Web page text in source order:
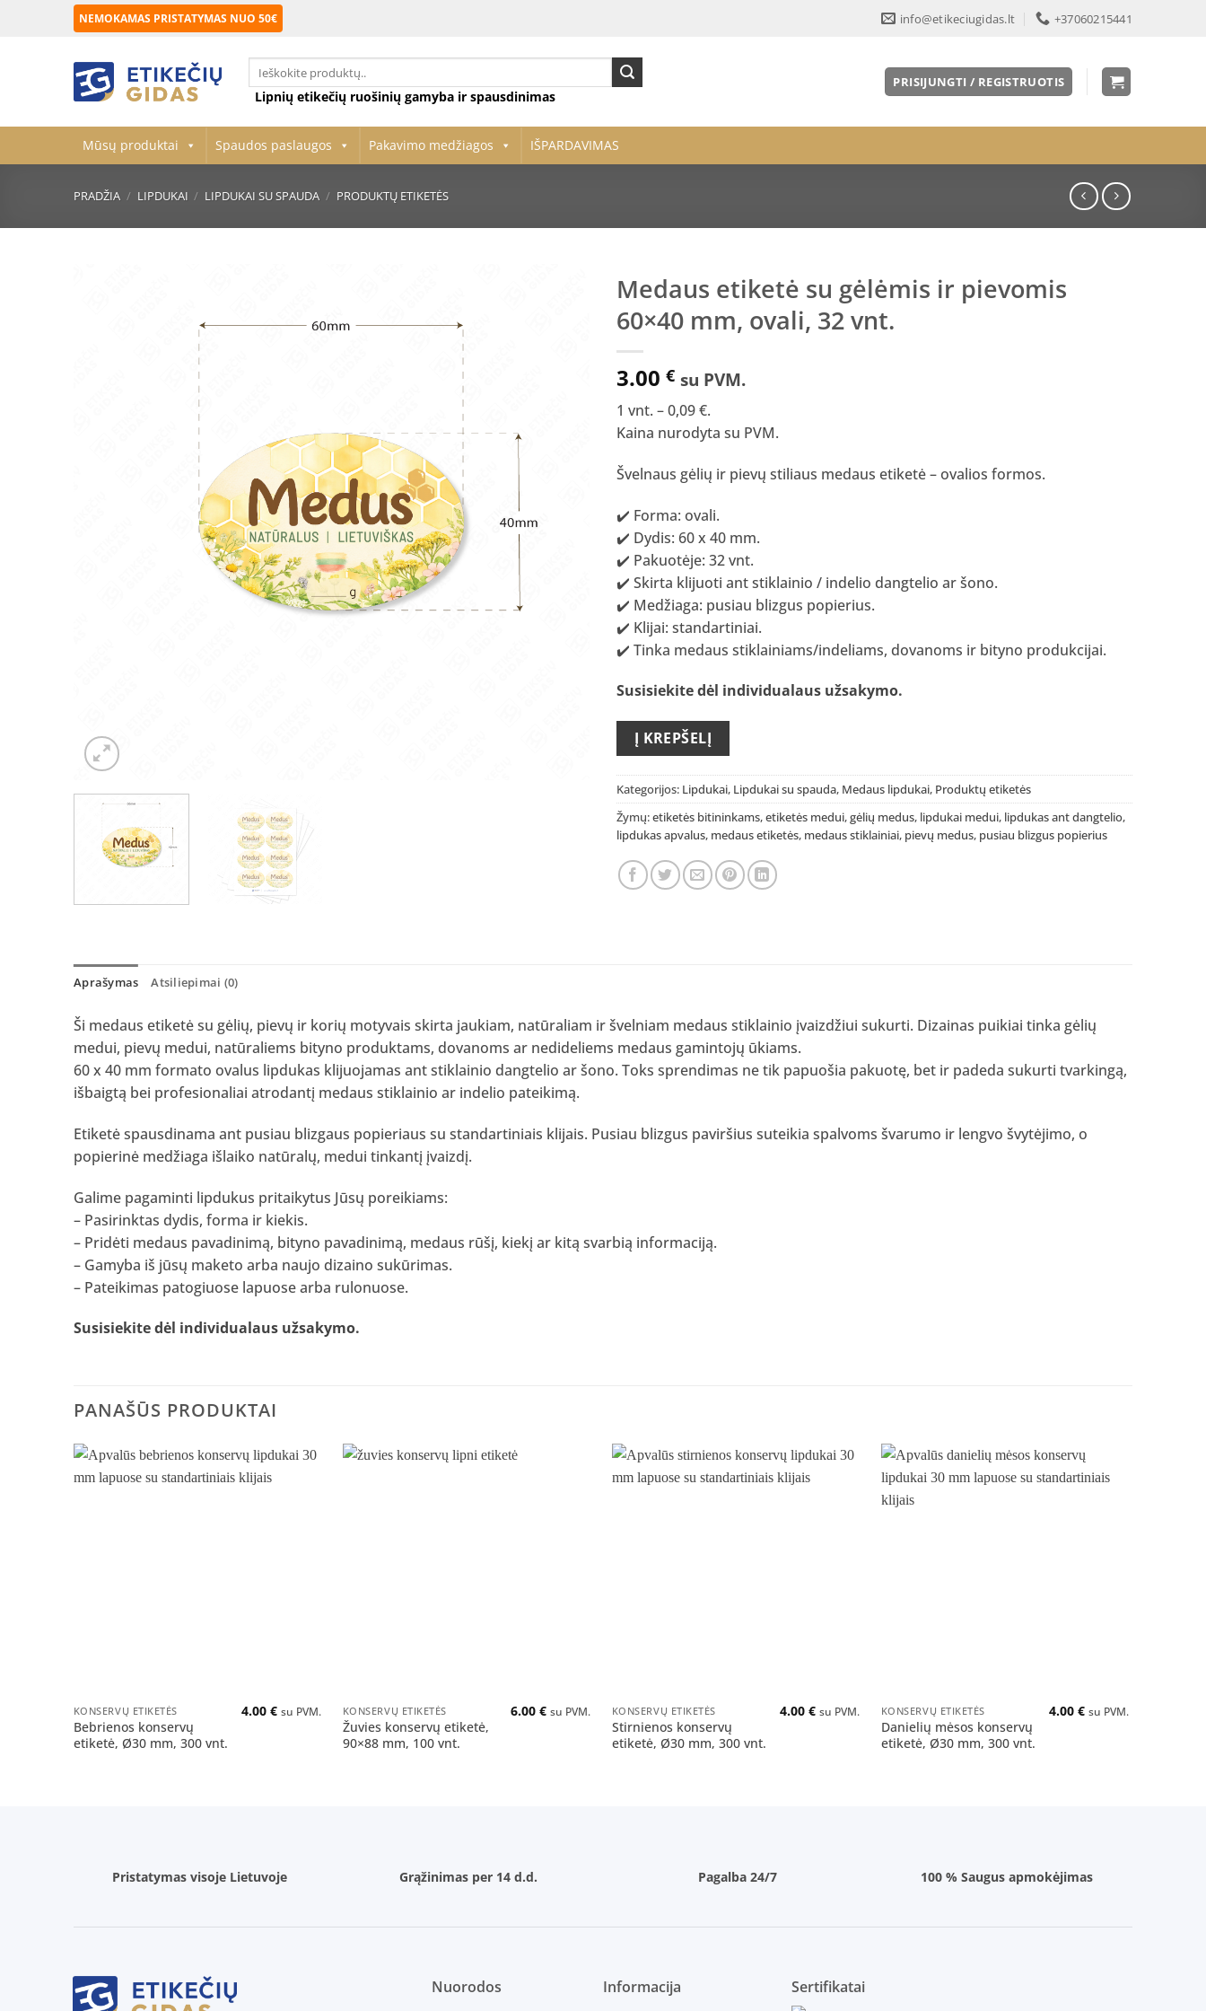
NEMOKAMAS PRISTATYMAS NUO 50€ info@etikeciugidas.lt +37060215441
Ieškoti:
Lipnių etikečių ruošinių gamyba ir spausdinimas
PRISIJUNGTI / REGISTRUOTIS
Mūsų produktai Spaudos paslaugos Pakavimo medžiagos IŠPARDAVIMAS
PRADŽIA / LIPDUKAI / LIPDUKAI SU SPAUDA / PRODUKTŲ ETIKETĖS
Medaus etiketė su gėlėmis ir pievomis
60×40 mm, ovali, 32 vnt.
3.00 € su PVM.
1 vnt. – 0,09 €.
Kaina nurodyta su PVM.
Švelnaus gėlių ir pievų stiliaus medaus etiketė – ovalios formos.
✔️ Forma: ovali.
✔️ Dydis: 60 x 40 mm.
✔️ Pakuotėje: 32 vnt.
✔️ Skirta klijuoti ant stiklainio / indelio dangtelio ar šono.
✔️ Medžiaga: pusiau blizgus popierius.
✔️ Klijai: standartiniai.
✔️ Tinka medaus stiklainiams/indeliams, dovanoms ir bityno produkcijai.
Susisiekite dėl individualaus užsakymo.
Į KREPŠELĮ
Kategorijos: Lipdukai, Lipdukai su spauda, Medaus lipdukai, Produktų etiketės
Žymų:etiketės bitininkams,etiketės medui,gėlių medus, lipdukai medui, lipdukas ant dangtelio,
lipdukas apvalus, medaus etiketės, medaus stiklainiai, pievų medus, pusiau blizgus popierius
Aprašymas Atsiliepimai (0)
Ši medaus etiketė su gėlių, pievų ir korių motyvais skirta jaukiam, natūraliam ir švelniam medaus stiklainio įvaizdžiui sukurti. Dizainas puikiai tinka gėlių
medui, pievų medui, natūraliems bityno produktams, dovanoms ar nedideliems medaus gamintojų ūkiams.
60 x 40 mm formato ovalus lipdukas klijuojamas ant stiklainio dangtelio ar šono. Toks sprendimas ne tik papuošia pakuotę, bet ir padeda sukurti tvarkingą,
išbaigtą bei profesionaliai atrodantį medaus stiklainio ar indelio pateikimą.
Etiketė spausdinama ant pusiau blizgaus popieriaus su standartiniais klijais. Pusiau blizgus paviršius suteikia spalvoms švarumo ir lengvo švytėjimo, o
popierinė medžiaga išlaiko natūralų, medui tinkantį įvaizdį.
Galime pagaminti lipdukus pritaikytus Jūsų poreikiams:
– Pasirinktas dydis, forma ir kiekis.
– Pridėti medaus pavadinimą, bityno pavadinimą, medaus rūšį, kiekį ar kitą svarbią informaciją.
– Gamyba iš jūsų maketo arba naujo dizaino sukūrimas.
– Pateikimas patogiuose lapuose arba rulonuose.
Susisiekite dėl individualaus užsakymo.
PANAŠŪS PRODUKTAI
KONSERVŲ ETIKETĖS
Bebrienos konservų
etiketė, Ø30 mm, 300 vnt.
4.00€ su PVM. KONSERVŲ ETIKETĖS
Žuvies konservų etiketė,
90×88 mm, 100 vnt.
6.00€ su PVM. KONSERVŲ ETIKETĖS
Stirnienos konservų
etiketė, Ø30 mm, 300 vnt.
4.00€ su PVM. KONSERVŲ ETIKETĖS
Danielių mėsos konservų
etiketė, Ø30 mm, 300 vnt.
4.00€ su PVM.
Pristatymas visoje Lietuvoje Grąžinimas per 14 d.d. Pagalba 24/7 100 % Saugus apmokėjimas
Nuorodos Informacija Sertifikatai